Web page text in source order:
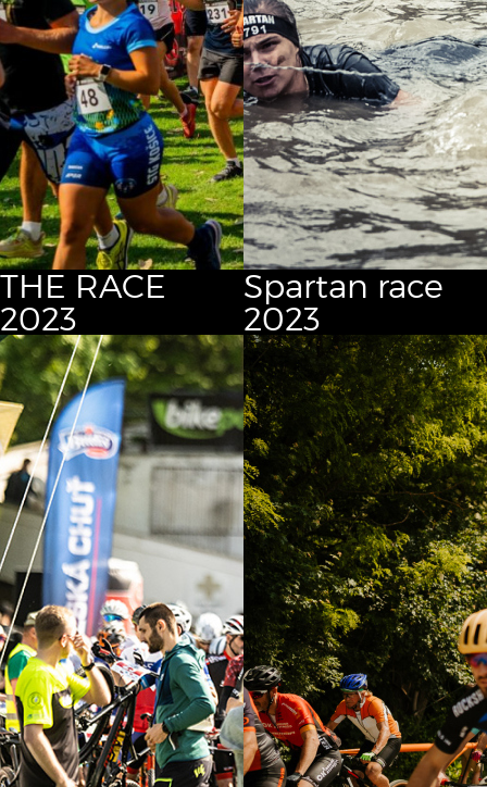
THE RACE
2023
Spartan race
2023